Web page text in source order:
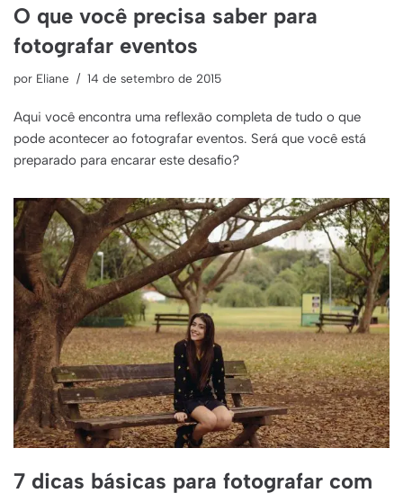
O que você precisa saber para
fotografar eventos
por Eliane 14 de setembro de 2015
Aqui você encontra uma reflexão completa de tudo o que
pode acontecer ao fotografar eventos. Será que você está
preparado para encarar este desafio?
7 dicas básicas para fotografar com